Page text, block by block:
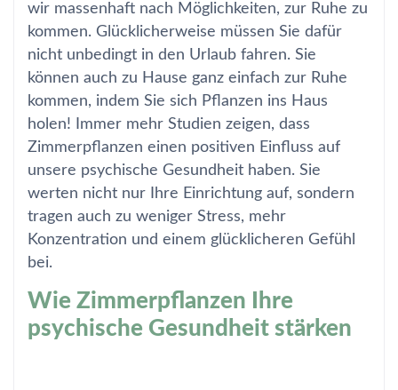
wir massenhaft nach Möglichkeiten, zur Ruhe zu
kommen. Glücklicherweise müssen Sie dafür
nicht unbedingt in den Urlaub fahren. Sie
können auch zu Hause ganz einfach zur Ruhe
kommen, indem Sie sich Pflanzen ins Haus
holen! Immer mehr Studien zeigen, dass
Zimmerpflanzen einen positiven Einfluss auf
unsere psychische Gesundheit haben. Sie
werten nicht nur Ihre Einrichtung auf, sondern
tragen auch zu weniger Stress, mehr
Konzentration und einem glücklicheren Gefühl
bei.
Wie Zimmerpflanzen Ihre
psychische Gesundheit stärken